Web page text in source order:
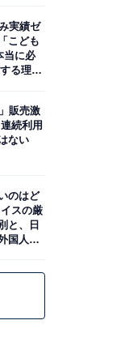
実績ゼ
こども
当に必
る理想
販売激
続利用
ない
のはど
スの厳
と、日
国人政